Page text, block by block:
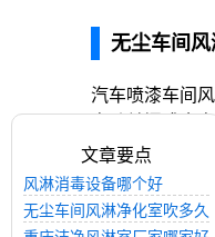
文章要点
风淋消毒设备哪个好
无尘车间风淋净化室吹多久
无尘车间
汽车喷漆车间
自动关门或全
水盘，含进水
净区风淋室，